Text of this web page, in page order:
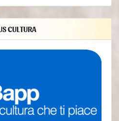
alcun altro scopo se non la
determinate condizioni,
dei propri Dati da
i propri Dati in formato
e leggibile da dispositivo
fattibile, di ottenerne il
ad un altro titolare. Questa
quando i Dati sono trattati con
il trattamento è basato sul
CULTURA